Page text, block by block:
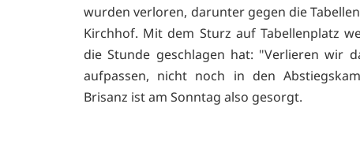
wurden verloren, darunter gegen die
Kirchhof. Mit dem Sturz auf Tabellenplatz
die Stunde geschlagen hat: "Verlieren wir
aufpassen, nicht noch in den
Brisanz ist am Sonntag also gesorgt.